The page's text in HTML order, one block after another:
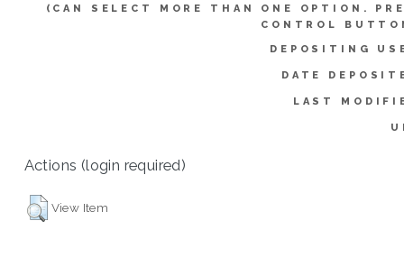
(CAN SELECT MORE THAN ONE OPTION.
CONTROL
DEPOSITING
DATE
LAST
Actions (login required)
View Item